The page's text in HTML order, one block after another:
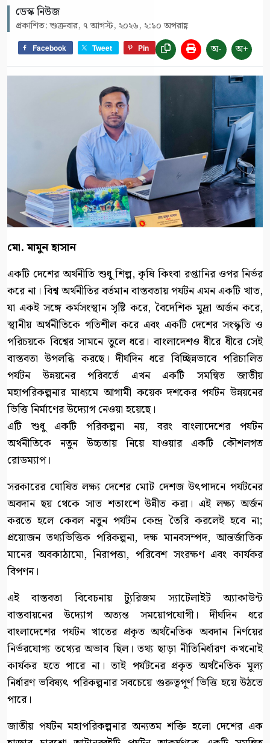
ডেস্ক নিউজ
প্রকাশিত: শুক্রবার, ৭ আগস্ট, ২০২৬, ২:১০ অপরাহ্ণ
Facebook Tweet Pin অ- অ+
মো. মামুন হাসান
একটি দেশের অর্থনীতি শুধু শিল্প, কৃষি কিংবা রপ্তানির ওপর নির্ভর
করে না। বিশ্ব অর্থনীতির বর্তমান বাস্তবতায় পর্যটন এমন একটি খাত,
যা একই সঙ্গে কর্মসংস্থান সৃষ্টি করে, বৈদেশিক মুদ্রা অর্জন করে,
স্থানীয় অর্থনীতিকে গতিশীল করে এবং একটি দেশের সংস্কৃতি ও
পরিচয়কে বিশ্বের সামনে তুলে ধরে। বাংলাদেশও ধীরে ধীরে সেই
বাস্তবতা উপলব্ধি করছে। দীর্ঘদিন ধরে বিচ্ছিন্নভাবে পরিচালিত
পর্যটন উন্নয়নের পরিবর্তে এখন একটি সমন্বিত জাতীয়
মহাপরিকল্পনার মাধ্যমে আগামী কয়েক দশকের পর্যটন উন্নয়নের
ভিত্তি নির্মাণের উদ্যোগ নেওয়া হয়েছে।
এটি শুধু একটি পরিকল্পনা নয়, বরং বাংলাদেশের পর্যটন
অর্থনীতিকে নতুন উচ্চতায় নিয়ে যাওয়ার একটি কৌশলগত
রোডম্যাপ।
সরকারের ঘোষিত লক্ষ্য দেশের মোট দেশজ উৎপাদনে পর্যটনের
অবদান ছয় থেকে সাত শতাংশে উন্নীত করা। এই লক্ষ্য অর্জন
করতে হলে কেবল নতুন পর্যটন কেন্দ্র তৈরি করলেই হবে না;
প্রয়োজন তথ্যভিত্তিক পরিকল্পনা, দক্ষ মানবসম্পদ, আন্তর্জাতিক
মানের অবকাঠামো, নিরাপত্তা, পরিবেশ সংরক্ষণ এবং কার্যকর
বিপণন।
এই বাস্তবতা বিবেচনায় ট্যুরিজম স্যাটেলাইট অ্যাকাউন্ট
বাস্তবায়নের উদ্যোগ অত্যন্ত সময়োপযোগী। দীর্ঘদিন ধরে
বাংলাদেশের পর্যটন খাতের প্রকৃত অর্থনৈতিক অবদান নির্ণয়ের
নির্ভরযোগ্য তথ্যের অভাব ছিল। তথ্য ছাড়া নীতিনির্ধারণ কখনোই
কার্যকর হতে পারে না। তাই পর্যটনের প্রকৃত অর্থনৈতিক মূল্য
নির্ধারণ ভবিষ্যৎ পরিকল্পনার সবচেয়ে গুরুত্বপূর্ণ ভিত্তি হয়ে উঠতে
পারে।
জাতীয় পর্যটন মহাপরিকল্পনার অন্যতম শক্তি হলো দেশের এক